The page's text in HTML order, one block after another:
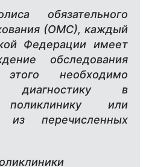
обязательного
(ОМС), каждый
Федерации имеет
обследования
необходимо
диагностику в
поликлинику или
перечисленных